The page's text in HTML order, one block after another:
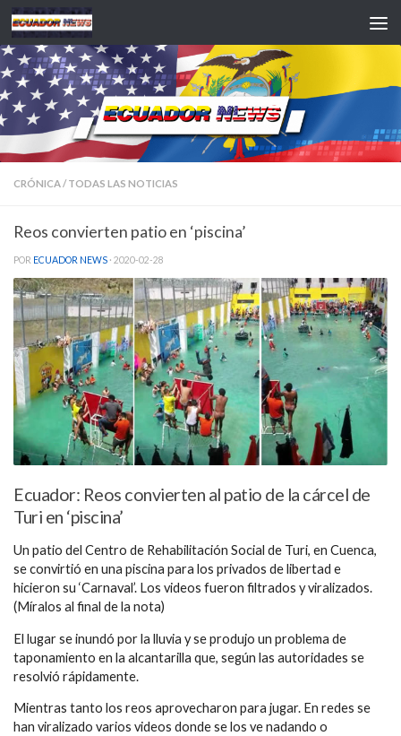
Saltar al contenido
CRÓNICA/ TODAS LAS NOTICIAS
Reos convierten patio en ‘piscina’
POR ECUADOR NEWS · 2020-02-28
Ecuador: Reos convierten al patio de la cárcel de
Turi en ‘piscina’
Un patio del Centro de Rehabilitación Social de Turi, en Cuenca,
se convirtió en una piscina para los privados de libertad e
hicieron su ‘Carnaval’. Los videos fueron filtrados y viralizados.
(Míralos al final de la nota)
El lugar se inundó por la lluvia y se produjo un problema de
taponamiento en la alcantarilla que, según las autoridades se
resolvió rápidamente.
Mientras tanto los reos aprovecharon para jugar. En redes se
han viralizado varios videos donde se los ve nadando o